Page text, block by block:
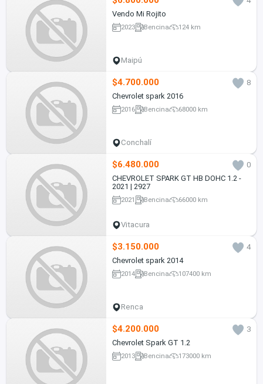
Vendo Mi Rojito
2023 Bencina 124 km
Maipú
$4.700.000
8
Chevrolet spark 2016
2016 Bencina 68000 km
Conchalí
$6.480.000
0
CHEVROLET SPARK GT HB DOHC 1.2 -
2021 | 2927
2021 Bencina 66000 km
Vitacura
$3.150.000
4
Chevrolet spark 2014
2014 Bencina 107400 km
Renca
$4.200.000
3
Chevrolet Spark GT 1.2
2013 Bencina 173000 km